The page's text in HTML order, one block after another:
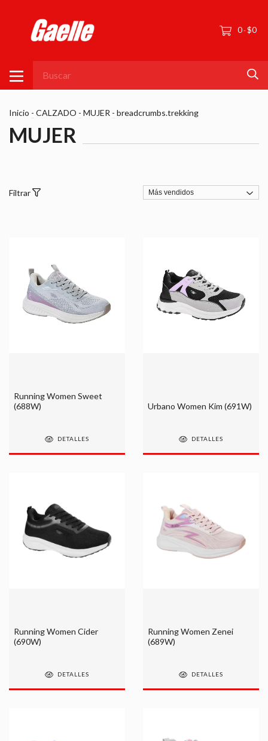
0-$0
Inicio - CALZADO - MUJER - breadcrumbs.trekking
MUJER
Filtrar
Running Women Sweet
(688W)
DETALLES
Urbano Women Kim (691W)
DETALLES
Running Women Cider
(690W)
DETALLES
Running Women Zenei
(689W)
DETALLES